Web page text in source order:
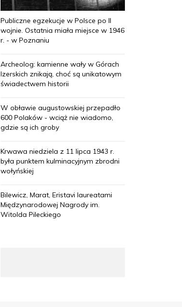
Publiczne egzekucje w Polsce po II
wojnie. Ostatnia miała miejsce w 1946
r. - w Poznaniu
Archeolog: kamienne wały w Górach
Izerskich znikają, choć są unikatowym
świadectwem historii
W obławie augustowskiej przepadło
600 Polaków - wciąż nie wiadomo,
gdzie są ich groby
Krwawa niedziela z 11 lipca 1943 r.
była punktem kulminacyjnym zbrodni
wołyńskiej
Bilewicz, Marat, Eristavi laureatami
Międzynarodowej Nagrody im.
Witolda Pileckiego